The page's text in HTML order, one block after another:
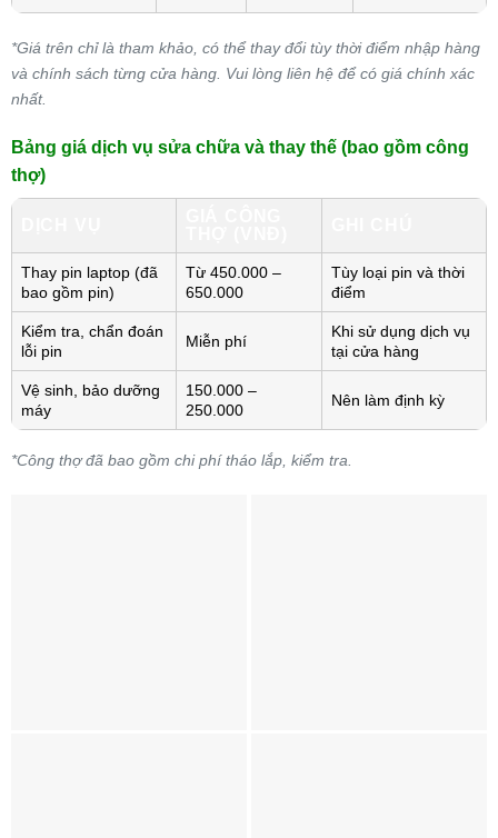
*Giá trên chỉ là tham khảo, có thể thay đổi tùy thời điểm nhập hàng
và chính sách từng cửa hàng. Vui lòng liên hệ để có giá chính xác
nhất.
Bảng giá dịch vụ sửa chữa và thay thế (bao gồm công
thợ)
Thay pin laptop (đã
bao gồm pin)
Từ 450.000 –
650.000
Tùy loại pin và thời
điểm
Kiểm tra, chẩn đoán
lỗi pin
Miễn phí
Khi sử dụng dịch vụ
tại cửa hàng
Vệ sinh, bảo dưỡng
máy
150.000 –
250.000
Nên làm định kỳ
*Công thợ đã bao gồm chi phí tháo lắp, kiểm tra.